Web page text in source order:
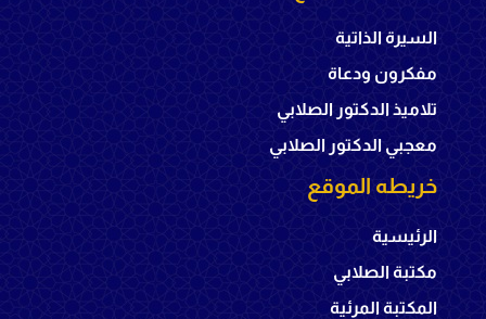
السيرة الذاتية
مفكرون ودعاة
تلاميذ الدكتور الصلابي
معجبي الدكتور الصلابي
خريطه الموقع
الرئيسية
مكتبة الصلابي
المكتبة المرئية